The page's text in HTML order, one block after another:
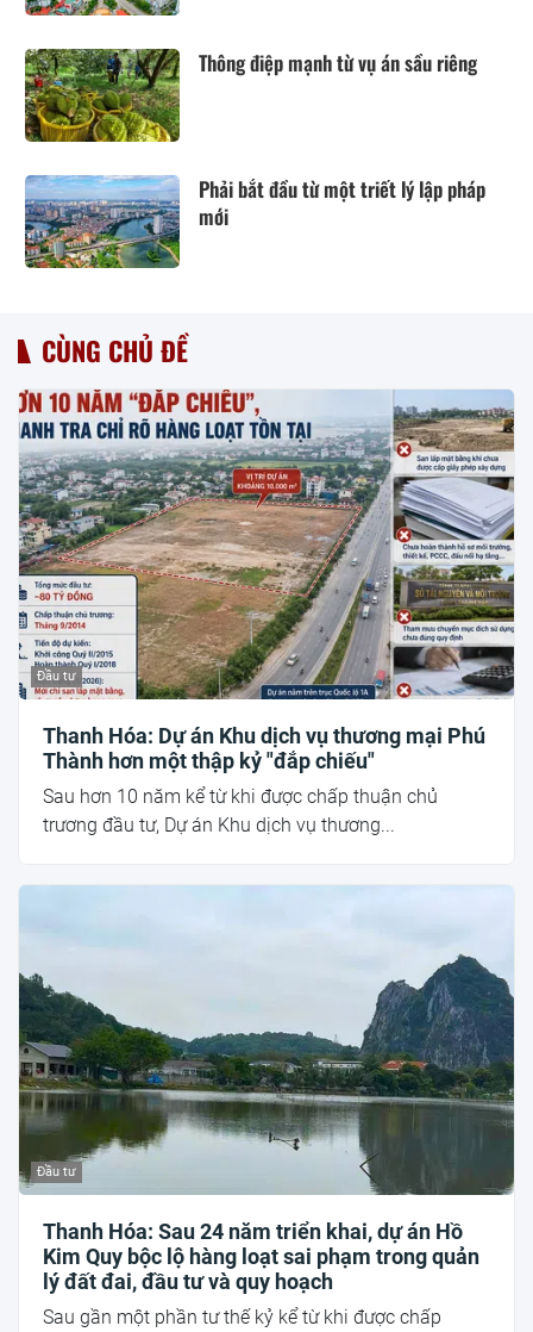
Thông điệp mạnh từ vụ án sầu riêng
Phải bắt đầu từ một triết lý lập pháp
mới
CÙNG CHỦ ĐỀ
Đầu tư
Thanh Hóa: Dự án Khu dịch vụ thương mại Phú
Thành hơn một thập kỷ "đắp chiếu"
Sau hơn 10 năm kể từ khi được chấp thuận chủ
trương đầu tư, Dự án Khu dịch vụ thương...
Đầu tư
Thanh Hóa: Sau 24 năm triển khai, dự án Hồ
Kim Quy bộc lộ hàng loạt sai phạm trong quản
lý đất đai, đầu tư và quy hoạch
Sau gần một phần tư thế kỷ kể từ khi được chấp